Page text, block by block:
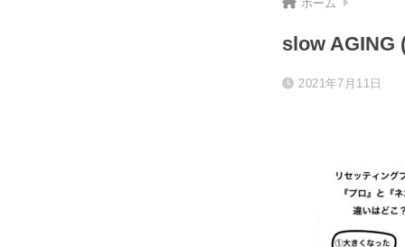
ホーム
slow AGING
2021年7月11日